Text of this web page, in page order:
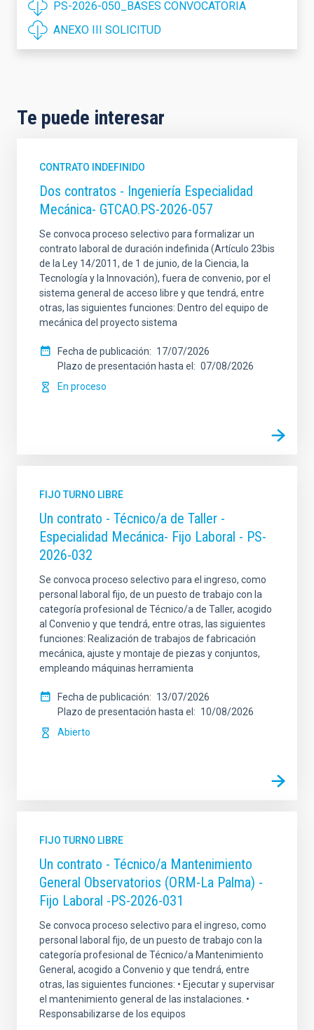
PS-2026-050_BASES CONVOCATORIA
ANEXO III SOLICITUD
Te puede interesar
CONTRATO INDEFINIDO
Dos contratos - Ingeniería Especialidad
Mecánica- GTCAO.PS-2026-057
Se convoca proceso selectivo para formalizar un
contrato laboral de duración indefinida (Artículo 23bis
de la Ley 14/2011, de 1 de junio, de la Ciencia, la
Tecnología y la Innovación), fuera de convenio, por el
sistema general de acceso libre y que tendrá, entre
otras, las siguientes funciones: Dentro del equipo de
mecánica del proyecto sistema
Fecha de publicación
17/07/2026
Plazo de presentación hasta el
07/08/2026
En proceso
FIJO TURNO LIBRE
Un contrato - Técnico/a de Taller -
Especialidad Mecánica- Fijo Laboral - PS-
2026-032
Se convoca proceso selectivo para el ingreso, como
personal laboral fijo, de un puesto de trabajo con la
categoría profesional de Técnico/a de Taller, acogido
al Convenio y que tendrá, entre otras, las siguientes
funciones: Realización de trabajos de fabricación
mecánica, ajuste y montaje de piezas y conjuntos,
empleando máquinas herramienta
Fecha de publicación
13/07/2026
Plazo de presentación hasta el
10/08/2026
Abierto
FIJO TURNO LIBRE
Un contrato - Técnico/a Mantenimiento
General Observatorios (ORM-La Palma) -
Fijo Laboral -PS-2026-031
Se convoca proceso selectivo para el ingreso, como
personal laboral fijo, de un puesto de trabajo con la
categoría profesional de Técnico/a Mantenimiento
General, acogido a Convenio y que tendrá, entre
otras, las siguientes funciones: • Ejecutar y supervisar
el mantenimiento general de las instalaciones. •
Responsabilizarse de los equipos